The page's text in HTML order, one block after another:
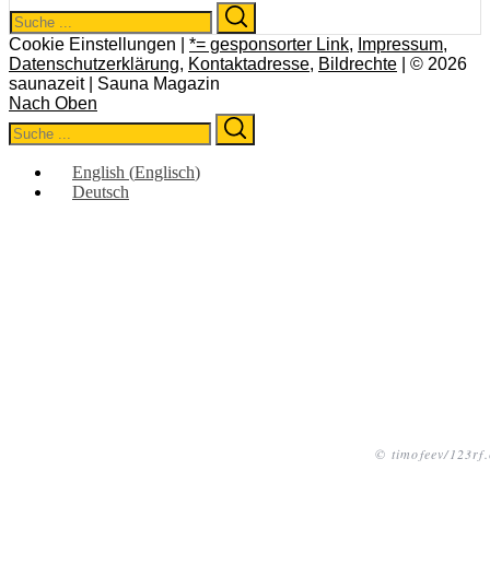
© timofeev/
Search
for:
Cookie Einstellungen | *= gesponsorter Link, Impressum,
Datenschutzerklärung, Kontaktadresse, Bildrechte | © 2026
saunazeit | Sauna Magazin
Nach Oben
Search
for:
English (Englisch)
Deutsch